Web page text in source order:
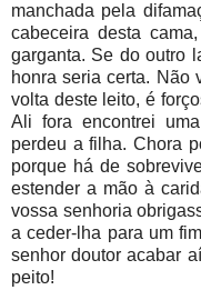
manchada pela
cabeceira desta
garganta. Se do outro
honra seria certa. Não
volta deste leito, é
Ali fora encontrei
perdeu a filha. Chora
porque há de
estender a mão à
vossa senhoria
a ceder-lha para um
senhor doutor acabar
peito!